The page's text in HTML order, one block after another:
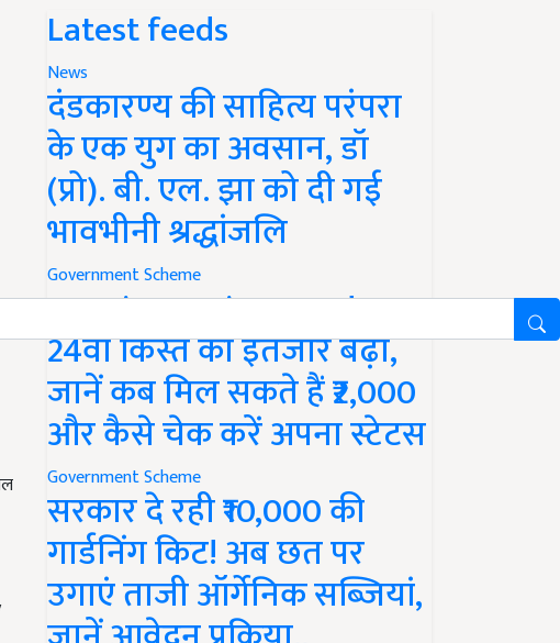
Latest feeds
News
दंडकारण्य की साहित्य परंपरा
के एक युग का अवसान, डॉ
(प्रो). बी. एल. झा को दी गई
भावभीनी श्रद्धांजलि
Government Scheme
PM Kisan Yojana Update:
24वीं किस्त का इंतजार बढ़ा,
जानें कब मिल सकते हैं ₹2,000
और कैसे चेक करें अपना स्टेटस
Government Scheme
सरकार दे रही ₹10,000 की
गार्डनिंग किट! अब छत पर
उगाएं ताजी ऑर्गेनिक सब्जियां,